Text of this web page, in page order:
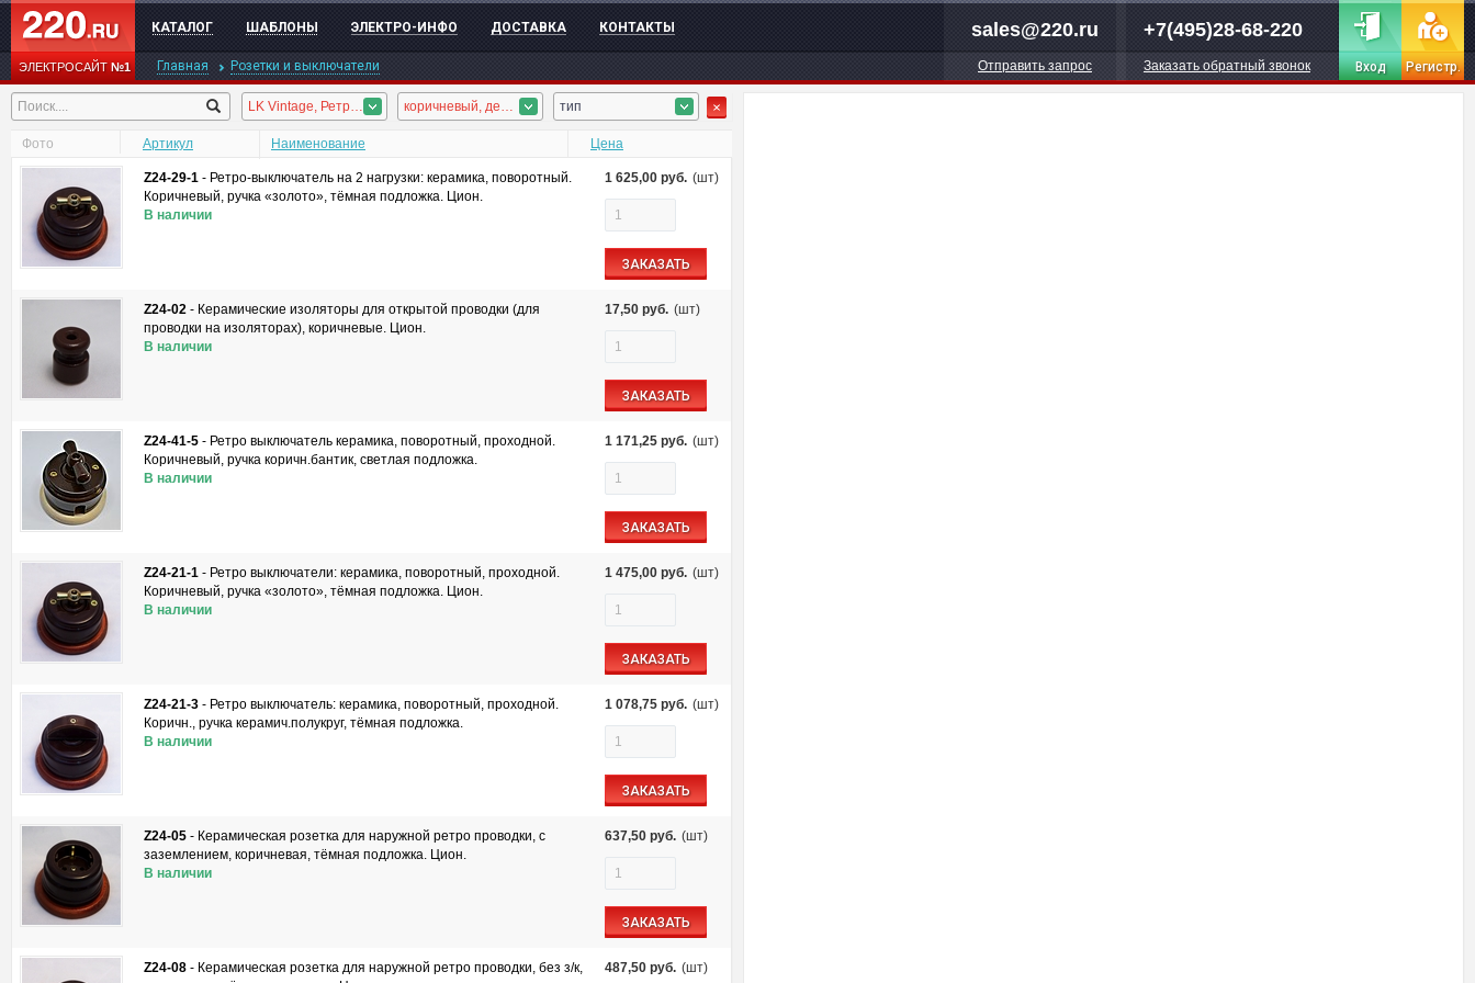
ЭЛЕКТРОСАЙТ№1
КАТАЛОГ ШАБЛОНЫ ЭЛЕКТРО-ИНФО ДОСТАВКА КОНТАКТЫ sales@220.ru
Отправить запрос
+7(495)28-68-220
Заказать обратный звонок Вход Регистр.
Главная Розетки и выключатели
LK Vintage, Ретро-керамика коричневый, дерево тёмное тип
Фото Артикул Наименование Цена
Z24-29-1 - Ретро-выключатель на 2 нагрузки: керамика, поворотный.
Коричневый, ручка «золото», тёмная подложка. Цион.
В наличии
1 625,00 руб. (шт)
ЗАКАЗАТЬ
Z24-02 - Керамические изоляторы для открытой проводки (для
проводки на изоляторах), коричневые. Цион.
В наличии
17,50 руб. (шт)
ЗАКАЗАТЬ
Z24-41-5 - Ретро выключатель керамика, поворотный, проходной.
Коричневый, ручка коричн.бантик, светлая подложка.
В наличии
1 171,25 руб. (шт)
ЗАКАЗАТЬ
Z24-21-1 - Ретро выключатели: керамика, поворотный, проходной.
Коричневый, ручка «золото», тёмная подложка. Цион.
В наличии
1 475,00 руб. (шт)
ЗАКАЗАТЬ
Z24-21-3 - Ретро выключатель: керамика, поворотный, проходной.
Коричн., ручка керамич.полукруг, тёмная подложка.
В наличии
1 078,75 руб. (шт)
ЗАКАЗАТЬ
Z24-05 - Керамическая розетка для наружной ретро проводки, с
заземлением, коричневая, тёмная подложка. Цион.
В наличии
637,50 руб. (шт)
ЗАКАЗАТЬ
Z24-08 - Керамическая розетка для наружной ретро проводки, без з/к,
487,50 руб. (шт)